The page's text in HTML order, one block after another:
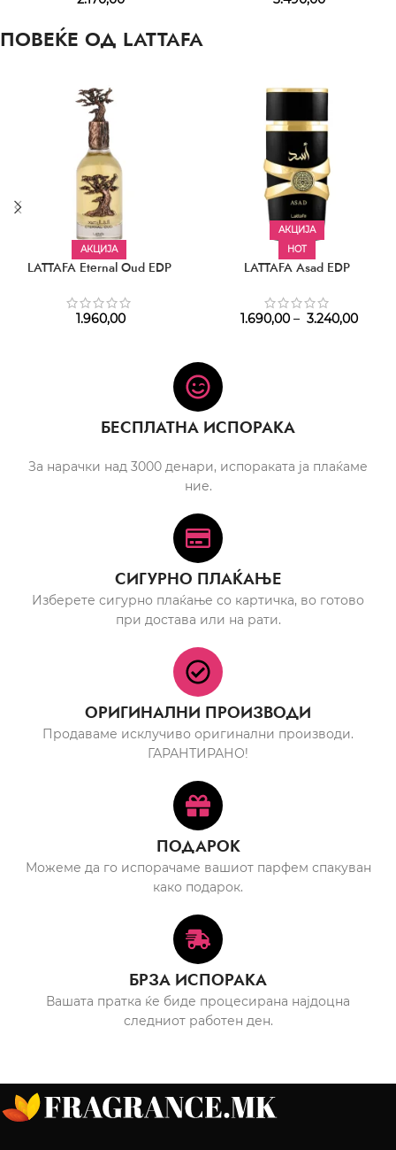
ПОВЕЌЕ ОД LATTAFA
АКЦИЈА
LATTAFA Eternal Oud EDP
1.960,00
АКЦИЈА
HOT
LATTAFA Asad EDP
1.690,00 – 3.240,00
БЕСПЛАТНА ИСПОРАКА
За нарачки над 3000 денари, испораката ја плаќаме
ние.
СИГУРНО ПЛАЌАЊЕ
Изберете сигурно плаќање со картичка, во готово
при достава или на рати.
ОРИГИНАЛНИ ПРОИЗВОДИ
Продаваме исклучиво оригинални производи.
ГАРАНТИРАНО!
ПОДАРОК
Можеме да го испорачаме вашиот парфем спакуван
како подарок.
БРЗА ИСПОРАКА
Вашата пратка ќе биде процесирана најдоцна
следниот работен ден.